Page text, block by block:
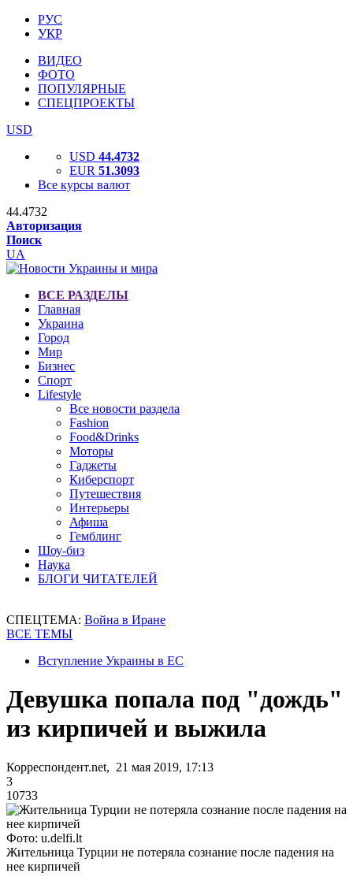
РУС
УКР
ВИДЕО
ФОТО
ПОПУЛЯРНЫЕ
СПЕЦПРОЕКТЫ
USD
USD 44.4732
EUR 51.3093
Все курсы валют
44.4732
Авторизация
Поиск
UA
ВСЕ РАЗДЕЛЫ
Главная
Украина
Город
Мир
Бизнес
Спорт
Lifestyle
Все новости раздела
Fashion
Food&Drinks
Моторы
Гаджеты
Киберспорт
Путешествия
Интерьеры
Афиша
Гемблинг
Шоу-биз
Наука
БЛОГИ ЧИТАТЕЛЕЙ
СПЕЦТЕМА: Война в Иране
ВСЕ ТЕМЫ
Вступление Украины в ЕС
Девушка попала под "дождь"
из кирпичей и выжила
Корреспондент.net, 21 мая 2019, 17:13
3
10733
Фото: u.delfi.lt
Жительница Турции не потеряла сознание после падения на
нее кирпичей